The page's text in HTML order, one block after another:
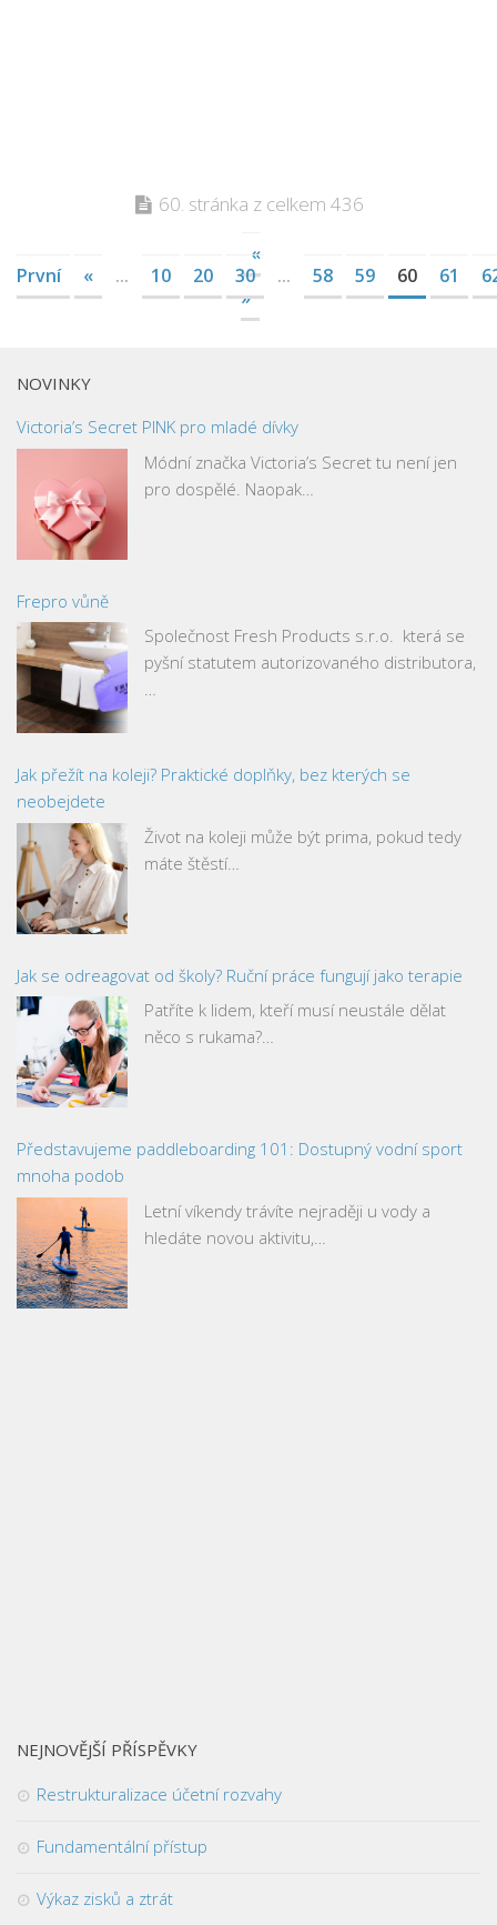
60. stránka z celkem 436
«
První
« ... 10 20 30 ... 58 59 60 61
»
NOVINKY
Victoria’s Secret PINK pro mladé dívky
Módní značka Victoria’s Secret tu není jen
pro dospělé. Naopak…
Frepro vůně
Společnost Fresh Products s.r.o. která se
pyšní statutem autorizovaného distributora,
…
Jak přežít na koleji? Praktické doplňky, bez kterých se
neobejdete
Život na koleji může být prima, pokud tedy
máte štěstí…
Jak se odreagovat od školy? Ruční práce fungují jako terapie
Patříte k lidem, kteří musí neustále dělat
něco s rukama?…
Představujeme paddleboarding 101: Dostupný vodní sport
mnoha podob
Letní víkendy trávíte nejraději u vody a
hledáte novou aktivitu,…
NEJNOVĚJŠÍ PŘÍSPĚVKY
Restrukturalizace účetní rozvahy
Fundamentální přístup
Výkaz zisků a ztrát